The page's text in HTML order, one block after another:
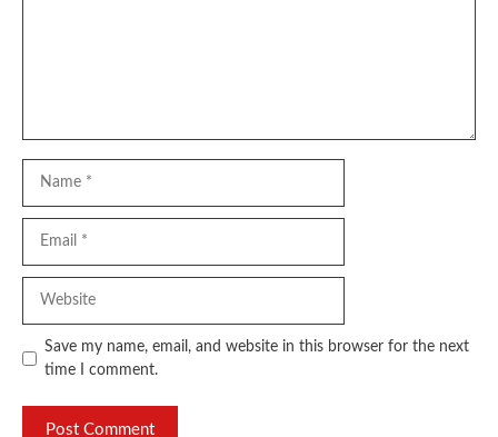
Save my name, email, and website in this browser for the next
time I comment.